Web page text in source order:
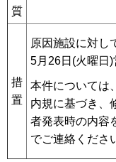
質
措
置
原因施設に対し
5月26日(火曜日
本件については
内規に基づき、
者発表時の内容
でご連絡くださ